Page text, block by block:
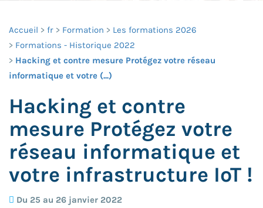
Accueil fr Formation
Les formations 2026
Formations - Historique 2022
Hacking et contre mesure Protégez votre réseau
informatique et votre (...)
Hacking et contre
mesure Protégez votre
réseau informatique et
votre infrastructure IoT !
Du 25 au 26 janvier 2022